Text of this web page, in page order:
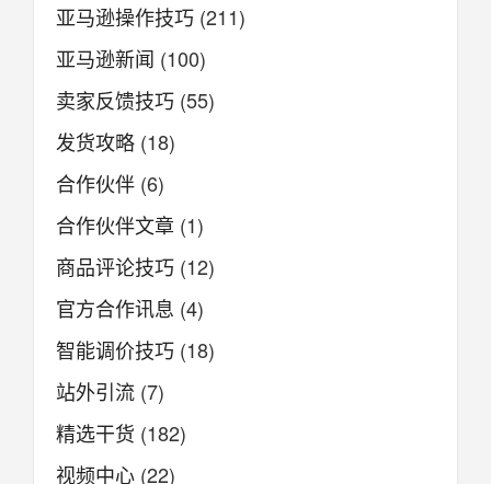
亚马逊操作技巧 (211)
亚马逊新闻 (100)
卖家反馈技巧 (55)
发货攻略 (18)
合作伙伴 (6)
合作伙伴文章 (1)
商品评论技巧 (12)
官方合作讯息 (4)
智能调价技巧 (18)
站外引流 (7)
精选干货 (182)
视频中心 (22)